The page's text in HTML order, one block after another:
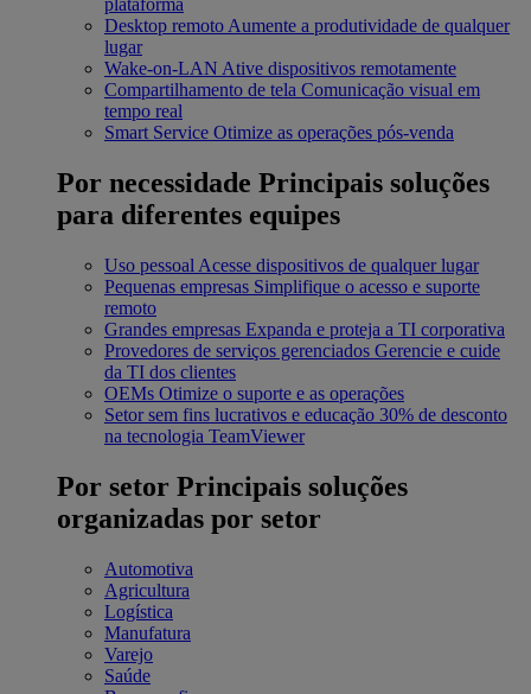
plataforma
Desktop remoto Aumente a produtividade de qualquer
lugar
Wake-on-LAN Ative dispositivos remotamente
Compartilhamento de tela Comunicação visual em
tempo real
Smart Service Otimize as operações pós-venda
Por necessidade Principais soluções
para diferentes equipes
Uso pessoal Acesse dispositivos de qualquer lugar
Pequenas empresas Simplifique o acesso e suporte
remoto
Grandes empresas Expanda e proteja a TI corporativa
Provedores de serviços gerenciados Gerencie e cuide
da TI dos clientes
OEMs Otimize o suporte e as operações
Setor sem fins lucrativos e educação 30% de desconto
na tecnologia TeamViewer
Por setor Principais soluções
organizadas por setor
Automotiva
Agricultura
Logística
Manufatura
Varejo
Saúde